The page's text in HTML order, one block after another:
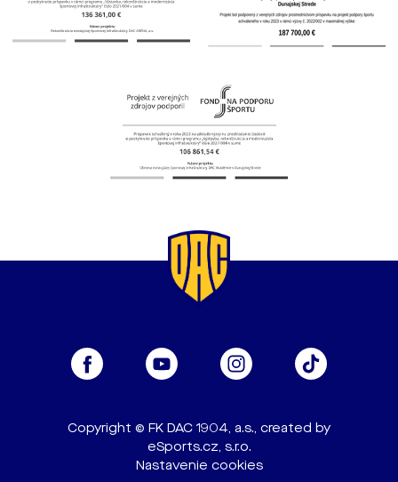
Copyright © FK DAC 1904, a.s., created by
eSports.cz, s.r.o.
Nastavenie cookies